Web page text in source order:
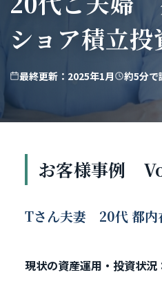
ショア積立
最終更新：2025年1月 約5分で
お客様事例
Tさん夫妻 20代 都内
現状の資産運用・投資状況